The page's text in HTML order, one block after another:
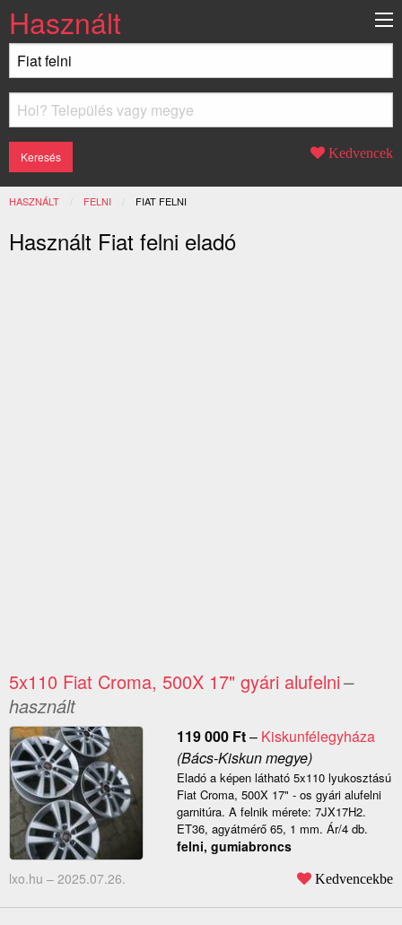
Használt
Kedvencek
HASZNÁLT FELNI JELENLEGI:
FIAT FELNI
Használt Fiat felni eladó
5x110 Fiat Croma, 500X 17" gyári alufelni–
használt
119 000 Ft– Kiskunfélegyháza
(Bács-Kiskun megye)
Eladó a képen látható 5x110 lyukosztású
Fiat Croma, 500X 17" - os gyári alufelni
garnitúra. A felnik mérete: 7JX17H2.
ET36, agyátmérő 65, 1 mm. Ár/4 db.
felni, gumiabroncs
lxo.hu – 2025.07.26. Kedvencekbe